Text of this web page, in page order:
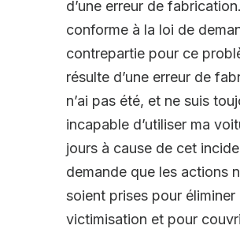
d’une erreur de
conforme à la loi de
contrepartie pour ce
résulte d’une erreur de
n’ai pas été, et ne suis
incapable d’utiliser ma
jours à cause de cet
demande que les actions
soient prises pour éliminer
victimisation et pour